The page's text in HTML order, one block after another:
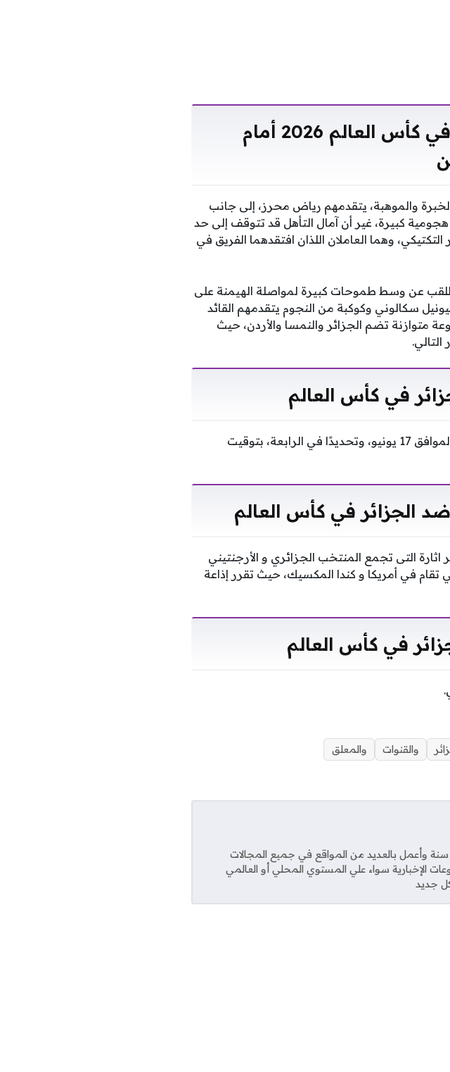
رياض محرز يقود كتيبة الجزائر في كأس العالم 2026 أمام
والموهبة، يتقدمهم رياض محرز، إلى جانب
كبيرة، غير أن آمال التأهل قد تتوقف إلى حد
وهما العاملان اللذان افتقدهما الفريق في
عن وسط طموحات كبيرة لمواصلة الهيمنة على
سكالوني وكوكبة من النجوم يتقدمهم القائد
متوازنة تضم الجزائر والنمسا والأردن، حيث
في كأس العالم
من المقرر أن تلعب مباراة الجزائر ضد الأرجنتين فجر الأربعاء، الموافق 17 يونيو، وتحديدًا في الرابعة، بتوقيت
ضد الجزائر في كأس العالم
اثارة التى تجمع المنتخب الجزائري و الأرجنتيني
مشوار المنتخبين في بطولة كأس العالم 2026، التي تقام في أمريكا و كندا المكسيك، حيث تقرر إذاعة
في كأس العالم
والقنوات والمعلق
صحفي متخصص في الشأن السعودي أكتب من 15 سنة وأعمل بالعديد من المواقع في جميع المجالات
الإخبارية سواء علي المستوي المحلي أو العالمي
جديد